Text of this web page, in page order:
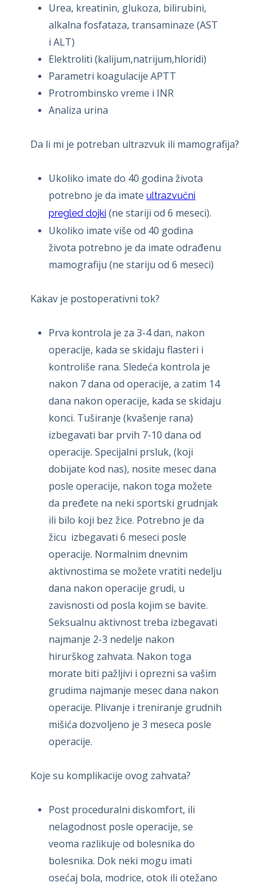
Urea, kreatinin, glukoza, bilirubini,
alkalna fosfataza, transaminaze (AST
i ALT)
Elektroliti (kalijum,natrijum,hloridi)
Parametri koagulacije APTT
Protrombinsko vreme i INR
Analiza urina
Da li mi je potreban ultrazvuk ili mamografija?
Ukoliko imate do 40 godina života
potrebno je da imate ultrazvučni
pregled dojki (ne stariji od 6 meseci).
Ukoliko imate više od 40 godina
života potrebno je da imate odrađenu
mamografiju (ne stariju od 6 meseci)
Kakav je postoperativni tok?
Prva kontrola je za 3-4 dan, nakon
operacije, kada se skidaju flasteri i
kontroliše rana. Sledeća kontrola je
nakon 7 dana od operacije, a zatim 14
dana nakon operacije, kada se skidaju
konci. Tuširanje (kvašenje rana)
izbegavati bar prvih 7-10 dana od
operacije. Specijalni prsluk, (koji
dobijate kod nas), nosite mesec dana
posle operacije, nakon toga možete
da pređete na neki sportski grudnjak
ili bilo koji bez žice. Potrebno je da
žicu izbegavati 6 meseci posle
operacije. Normalnim dnevnim
aktivnostima se možete vratiti nedelju
dana nakon operacije grudi, u
zavisnosti od posla kojim se bavite.
Seksualnu aktivnost treba izbegavati
najmanje 2-3 nedelje nakon
hirurškog zahvata. Nakon toga
morate biti pažljivi i oprezni sa vašim
grudima najmanje mesec dana nakon
operacije. Plivanje i treniranje grudnih
mišića dozvoljeno je 3 meseca posle
operacije.
Koje su komplikacije ovog zahvata?
Post proceduralni diskomfort, ili
nelagodnost posle operacije, se
veoma razlikuje od bolesnika do
bolesnika. Dok neki mogu imati
osećaj bola, modrice, otok ili otežano